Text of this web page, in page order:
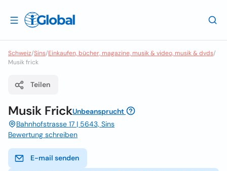
Schweiz/Sins/Einkaufen, bücher, magazine, musik & video, musik & dvds/
Musik frick
Teilen
Musik FrickUnbeansprucht
Bahnhofstrasse 17 | 5643, Sins
Bewertung schreiben
E-mail senden